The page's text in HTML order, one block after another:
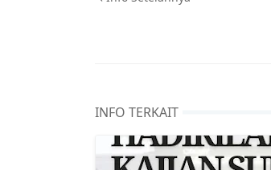
INFO TERKAIT